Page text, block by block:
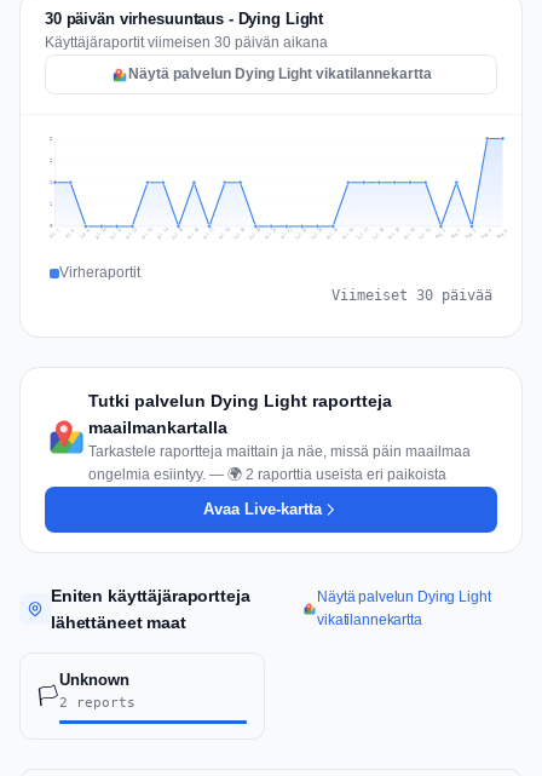
30 päivän virhesuuntaus - Dying Light
Käyttäjäraportit viimeisen 30 päivän aikana
Näytä palvelun Dying Light vikatilannekartta
1
1
2
2
Jul 7 Jul 8 Jul 9 Jul 10 Jul 11 Jul 12 Jul 13 Jul 14 Jul 15 Jul 16 Jul 17 Jul 18 Jul 19 Jul 20 Jul 21 Jul 22 Jul 23 Jul 24 Jul 25 Jul 26 Jul 27 Jul 28 Jul 29 Jul 30 Jul 31 Aug 1 Aug 2 Aug 3 Aug 4 Aug 5
Virheraportit
Viimeiset 30 päivää
Tutki palvelun Dying Light raportteja
maailmankartalla
Tarkastele raportteja maittain ja näe, missä päin maailmaa
ongelmia esiintyy. — 🌍 2 raporttia useista eri paikoista
Avaa Live-kartta
Eniten käyttäjäraportteja
lähettäneet maat
Näytä palvelun Dying Light
vikatilannekartta
🏳️
Unknown
2 reports